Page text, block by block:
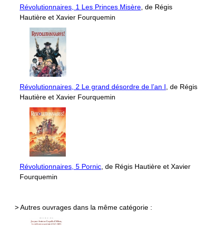
Révolutionnaires, 1 Les Princes Misère , de Régis
Hautière et Xavier Fourquemin
Révolutionnaires, 2 Le grand désordre de l’an I , de Régis
Hautière et Xavier Fourquemin
Révolutionnaires, 5 Pornic , de Régis Hautière et Xavier
Fourquemin
> Autres ouvrages dans la même catégorie :